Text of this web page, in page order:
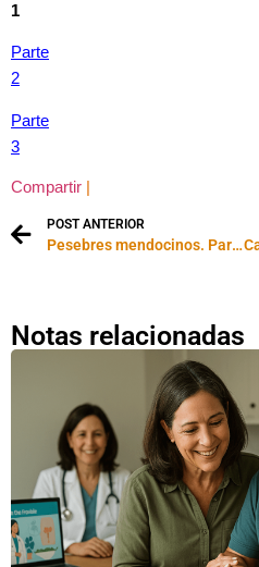
1
Parte
2
Parte
3
Compartir
POST ANTERIOR
Pesebres mendocinos. Parte 3
Notas relacionadas